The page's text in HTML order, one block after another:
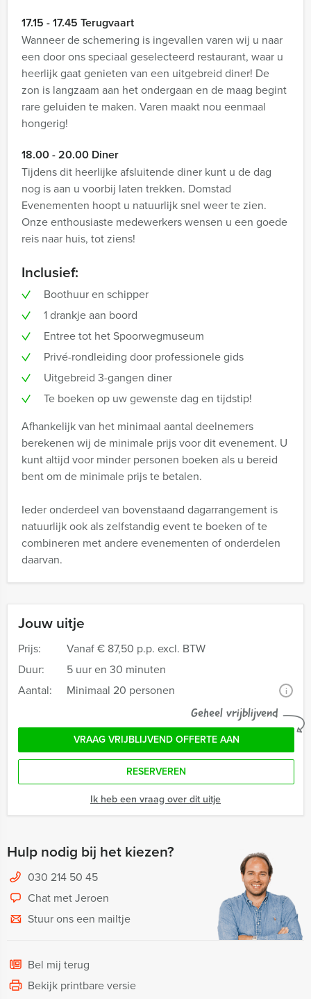
Jouw uitje
Prijs: Vanaf€ 87,50 p.p. excl. BTW
Duur:
5 uur en 30 minuten
Aantal:
Minimaal 20 personen i
Geheel vrijblijvend
VRAAG VRIJBLIJVEND OFFERTE AAN
RESERVEREN
Ik heb een vraag over dit uitje
Hulp nodig bij het kiezen?
030 214 50 45
Chat met Jeroen
Stuur ons een mailtje
Bel mij terug
Bekijk printbare versie
17.15 - 17.45 Terugvaart
Wanneer de schemering is ingevallen varen wij u naar
een door ons speciaal geselecteerd restaurant, waar u
heerlijk gaat genieten van een uitgebreid diner! De
zon is langzaam aan het ondergaan en de maag begint
rare geluiden te maken. Varen maakt nou eenmaal
hongerig!
18.00 - 20.00 Diner
Tijdens dit heerlijke afsluitende diner kunt u de dag
nog is aan u voorbij laten trekken. Domstad
Evenementen hoopt u natuurlijk snel weer te zien.
Onze enthousiaste medewerkers wensen u een goede
reis naar huis, tot ziens!
Inclusief:
Boothuur en schipper
1 drankje aan boord
Entree tot het Spoorwegmuseum
Privé-rondleiding door professionele gids
Uitgebreid 3-gangen diner
Te boeken op uw gewenste dag en tijdstip!
Afhankelijk van het minimaal aantal deelnemers
berekenen wij de minimale prijs voor dit evenement. U
kunt altijd voor minder personen boeken als u bereid
bent om de minimale prijs te betalen.
Ieder onderdeel van bovenstaand dagarrangement is
natuurlijk ook als zelfstandig event te boeken of te
combineren met andere evenementen of onderdelen
daarvan.